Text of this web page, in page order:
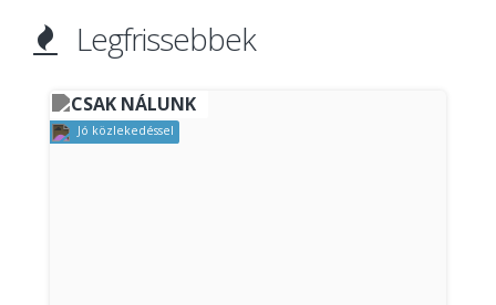
Legfrissebbek
CSAK NÁLUNK
Jó közlekedéssel